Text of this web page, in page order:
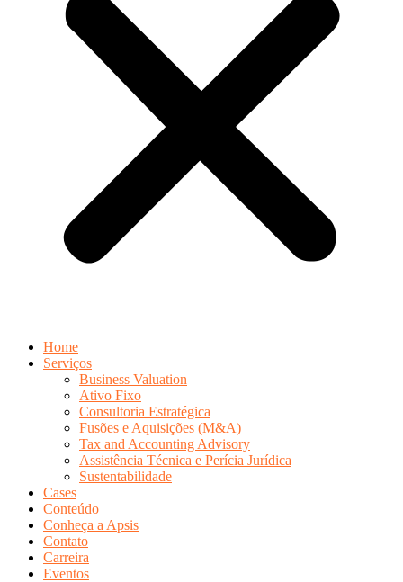
Home
Serviços
Business Valuation
Ativo Fixo
Consultoria Estratégica
Fusões e Aquisições (M&A)
Tax and Accounting Advisory
Assistência Técnica e Perícia Jurídica
Sustentabilidade
Cases
Conteúdo
Conheça a Apsis
Contato
Carreira
Eventos